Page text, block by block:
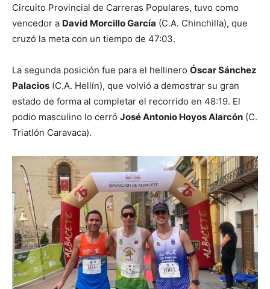
Circuito Provincial de Carreras Populares, tuvo como
vencedor a David Morcillo García (C.A. Chinchilla), que
cruzó la meta con un tiempo de 47:03.
La segunda posición fue para el hellinero Óscar Sánchez
Palacios (C.A. Hellín), que volvió a demostrar su gran
estado de forma al completar el recorrido en 48:19. El
podio masculino lo cerró José Antonio Hoyos Alarcón (C.
Triatlón Caravaca).